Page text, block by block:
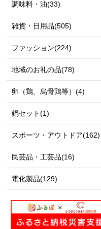
調味料・油(33)
雑貨・日用品(505)
ファッション(224)
地域のお礼の品(78)
卵（鶏、烏骨鶏等）(4)
鍋セット(1)
スポーツ・アウトドア(162)
民芸品・工芸品(16)
電化製品(129)